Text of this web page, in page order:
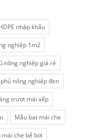
nhập khẩu
nghiệp 1m2
nông nghiệp giá rẻ
nông nghiệp đen
trượt mái xếp
Mẫu bạt mái che
mái che bể bơi